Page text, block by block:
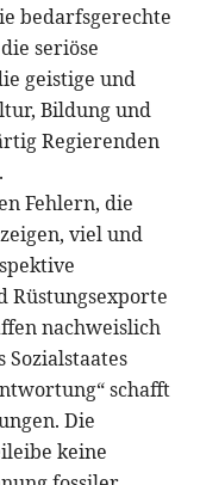
bedarfsgerechte
seriöse
geistige und
Bildung und
Regierenden
Fehlern, die
viel und
Rüstungsexporte
nachweislich
Sozialstaates
schafft
Die
keine